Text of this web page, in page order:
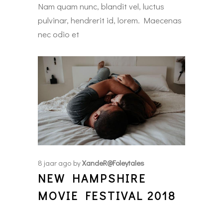
Nam quam nunc, blandit vel, luctus
pulvinar, hendrerit id, lorem. Maecenas
nec odio et
8 jaar ago byXandeR@foleytales
NEW HAMPSHIRE
MOVIE FESTIVAL 2018